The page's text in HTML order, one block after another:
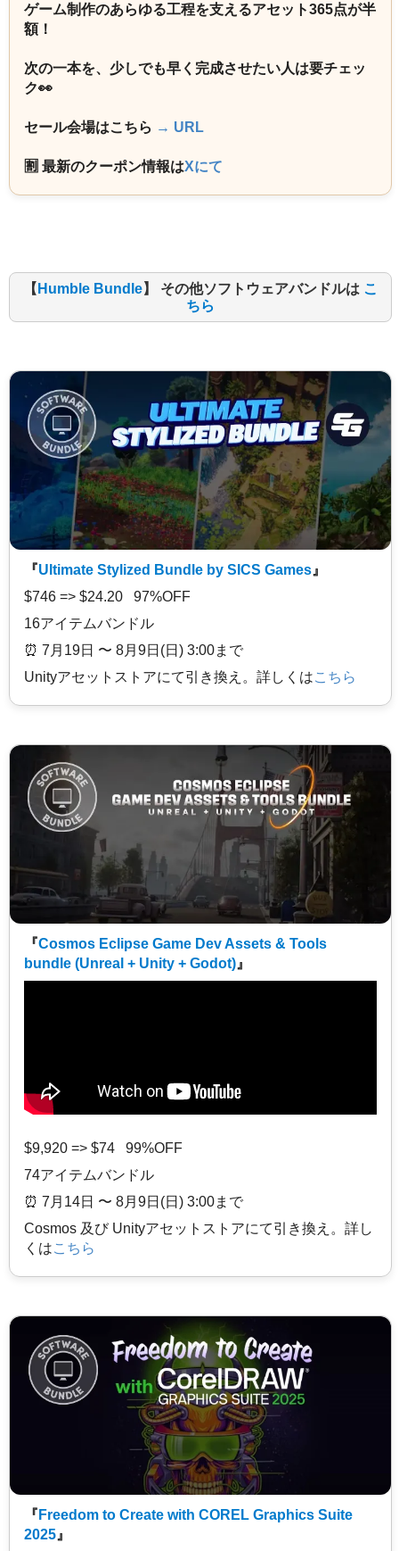
ゲーム制作のあらゆる工程を支えるアセット365点が半
額！
次の一本を、少しでも早く完成させたい人は要チェッ
ク👀
セール会場はこちら → URL
🈹 最新のクーポン情報はXにて
【 Humble Bundle】 その他ソフトウェアバンドルは こ
ちら
『Ultimate Stylized Bundle by SICS Games 』
$746 => $24.20 97%OFF
16アイテムバンドル
⏰️ 7月19日 〜 8月9日(日) 3:00まで
Unityアセットストアにて引き換え。詳しくはこちら
『Cosmos Eclipse Game Dev Assets & Tools
bundle (Unreal + Unity + Godot) 』
$9,920 => $74 99%OFF
74アイテムバンドル
⏰️ 7月14日 〜 8月9日(日) 3:00まで
Cosmos 及び Unityアセットストアにて引き換え。詳し
くはこちら
『 Freedom to Create with COREL Graphics Suite
2025 』